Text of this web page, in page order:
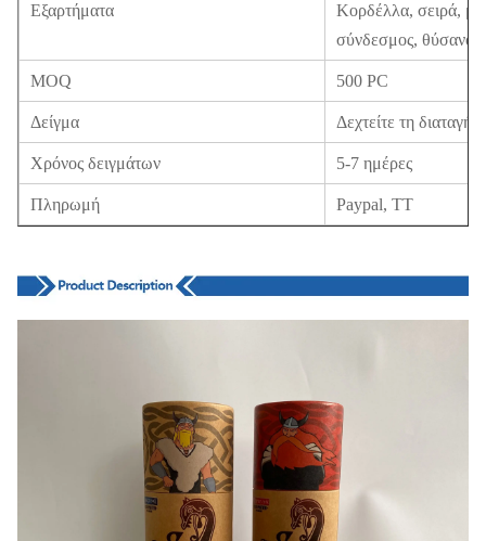
Εξαρτήματα
Κορδέλλα, σειρά,
σύνδεσμος,
MOQ 500 PC
Δείγμα Δεχτείτε τη διαταγή
Χρόνος δειγμάτων 5-7 ημέρες
Πληρωμή Paypal, TT